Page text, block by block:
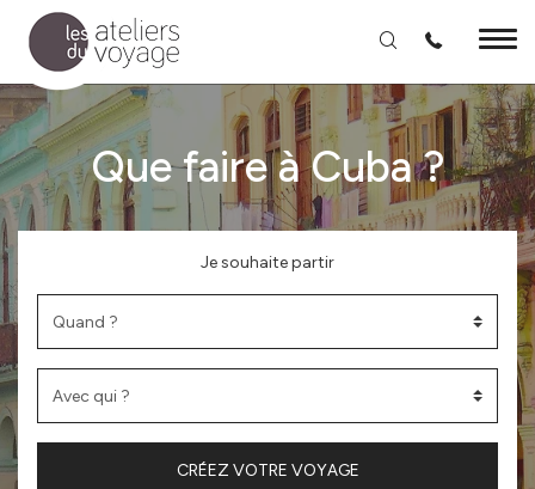
Aller au contenu principal
Que faire à Cuba ?
Je souhaite partir
CRÉEZ VOTRE VOYAGE